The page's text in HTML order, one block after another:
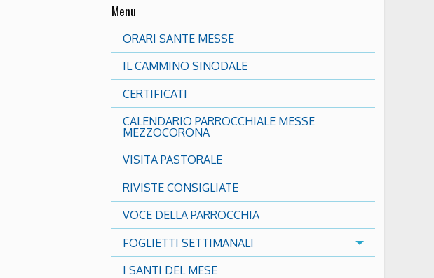
Menu
ORARI SANTE MESSE
IL CAMMINO SINODALE
CERTIFICATI
CALENDARIO PARROCCHIALE MESSE
MEZZOCORONA
VISITA PASTORALE
RIVISTE CONSIGLIATE
VOCE DELLA PARROCCHIA
FOGLIETTI SETTIMANALI
I SANTI DEL MESE